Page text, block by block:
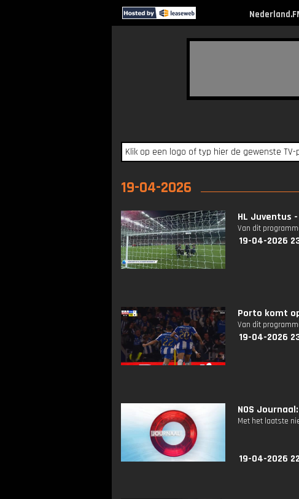
19-04-2026
HL Juventus
Van dit
19-04-2026
Porto komt
Van dit
19-04-2026
NOS
Met het laatste
19-04-2026